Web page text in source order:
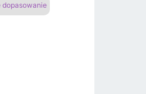
dopasowanie